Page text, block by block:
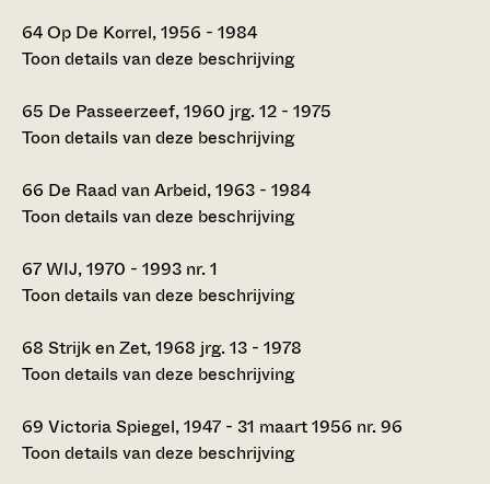
64Op De Korrel, 1956 - 1984
Toon details van deze beschrijving
65 De Passeerzeef, 1960 jrg. 12 - 1975
Toon details van deze beschrijving
66 De Raad van Arbeid, 1963 - 1984
Toon details van deze beschrijving
67WIJ, 1970 - 1993 nr. 1
Toon details van deze beschrijving
68 Strijk en Zet, 1968 jrg. 13 - 1978
Toon details van deze beschrijving
69 Victoria Spiegel, 1947 - 31 maart 1956 nr. 96
Toon details van deze beschrijving